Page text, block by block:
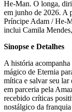
He-Man. O longa,
em junho de 2026. A
Príncipe Adam / He-
inclui Camila
Sinopse e Detalhes
A história
mágico de Eternia
mítica e salvar seu
em parceria pela
recebido críticas
nostálgico da